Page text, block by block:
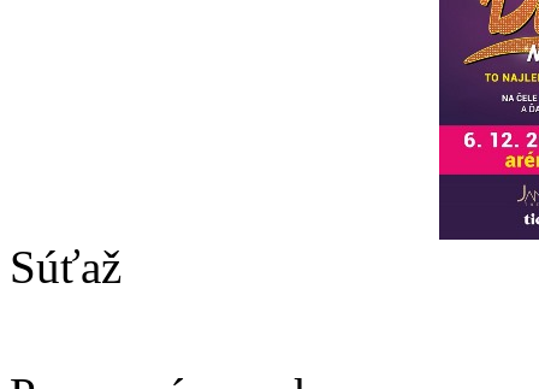
Súťaž